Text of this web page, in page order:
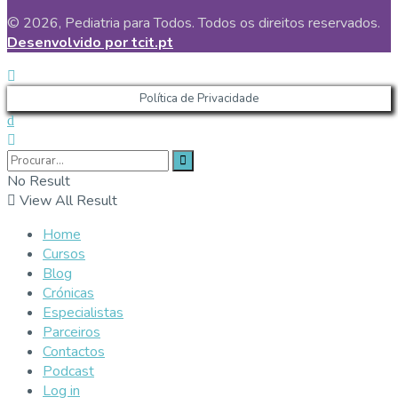
© 2026, Pediatria para Todos. Todos os direitos reservados.
Desenvolvido por tcit.pt
Política de Privacidade
No Result
View All Result
Home
Cursos
Blog
Crónicas
Especialistas
Parceiros
Contactos
Podcast
Log in